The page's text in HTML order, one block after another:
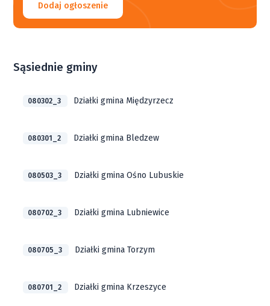
Dodaj ogłoszenie
Sąsiednie gminy
080302_3 Działki gmina Międzyrzecz
080301_2 Działki gmina Bledzew
080503_3 Działki gmina Ośno Lubuskie
080702_3 Działki gmina Lubniewice
080705_3 Działki gmina Torzym
080701_2 Działki gmina Krzeszyce